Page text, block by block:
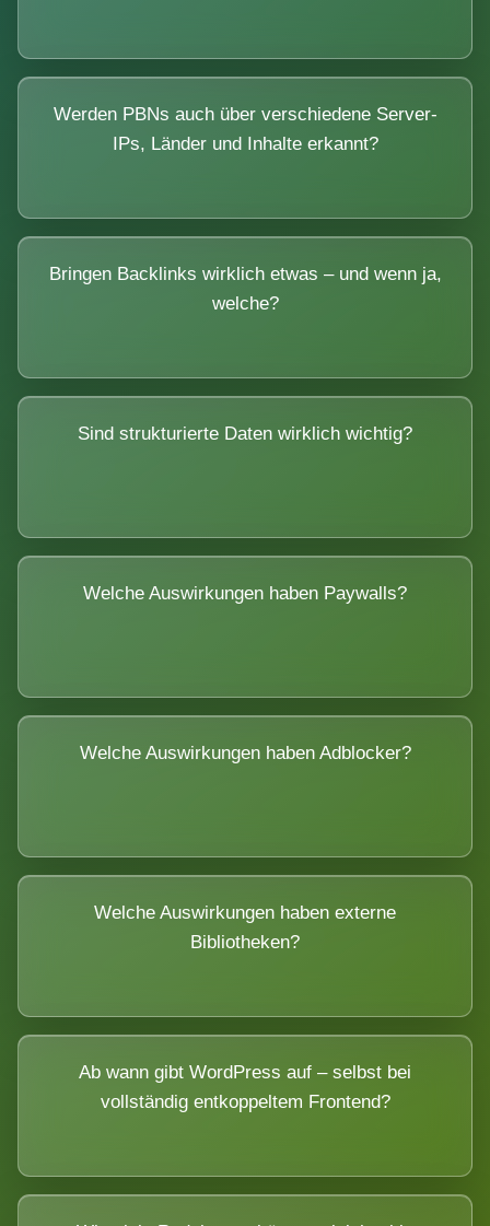
Werden PBNs auch über verschiedene Server-
IPs, Länder und Inhalte erkannt?
Bringen Backlinks wirklich etwas – und wenn ja,
welche?
Sind strukturierte Daten wirklich wichtig?
Welche Auswirkungen haben Paywalls?
Welche Auswirkungen haben Adblocker?
Welche Auswirkungen haben externe
Bibliotheken?
Ab wann gibt WordPress auf – selbst bei
vollständig entkoppeltem Frontend?